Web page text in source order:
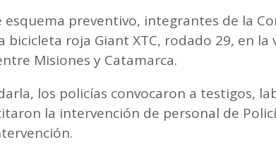
esquema preventivo, integrantes de la
roja Giant XTC, rodado 29, en la
Misiones y Catamarca.
los policías convocaron a testigos,
la intervención de personal de